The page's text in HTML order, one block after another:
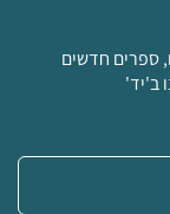
ספרים חדשים
ב'יד'